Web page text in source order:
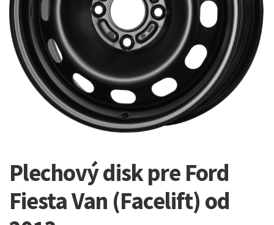
Plechový disk pre Ford
Fiesta Van (Facelift) od